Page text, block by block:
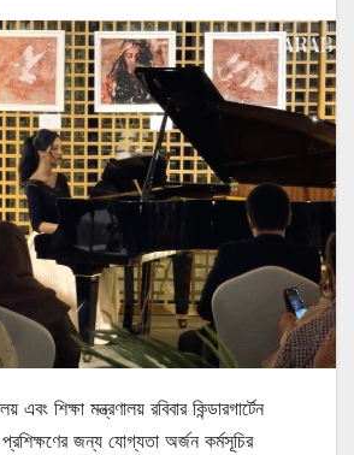
এবং শিক্ষা মন্ত্রণালয় রবিবার কিন্ডারগার্টেন
প্রশিক্ষণের জন্য যোগ্যতা অর্জন কর্মসূচির